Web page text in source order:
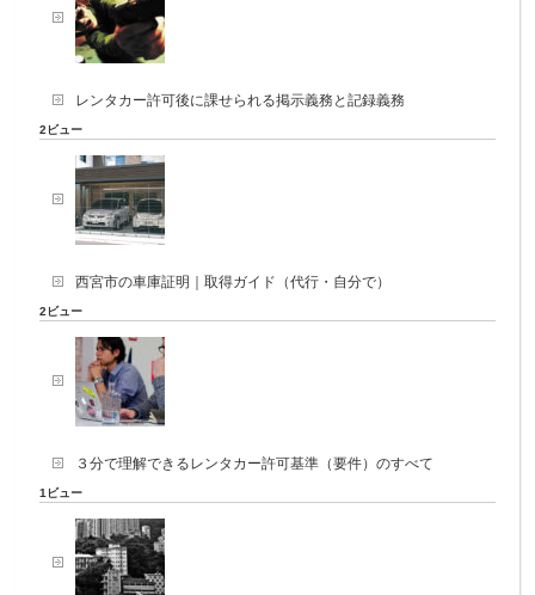
レンタカー許可後に課せられる掲示義務と記録義務
2ビュー
西宮市の車庫証明｜取得ガイド（代行・自分で）
2ビュー
３分で理解できるレンタカー許可基準（要件）のすべて
1ビュー